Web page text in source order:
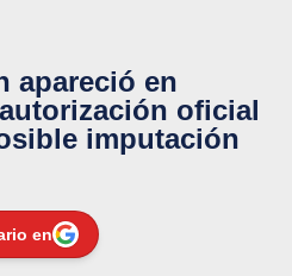
apareció en
oficial
imputación
en